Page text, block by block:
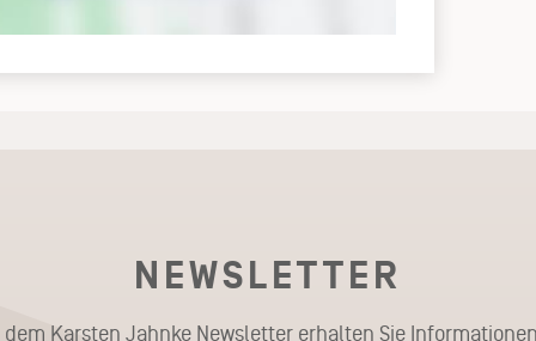
NEWSLETTER
dem Karsten Jahnke Newsletter erhalten Sie